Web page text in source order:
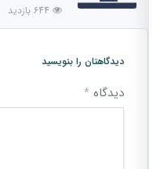
644 بازدید
دیدگاهتان را بنویسید
دیدگاه*